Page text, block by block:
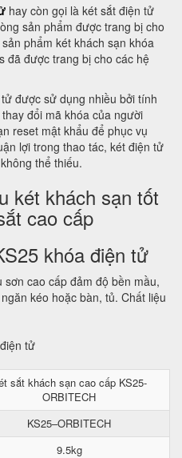
hay còn gọi là két sắt điện tử
sản phẩm được trang bị cho
phẩm két khách sạn khóa
đã được trang bị cho các hệ
được sử dụng nhiều bởi tính
đổi mã khóa của người
reset mật khẩu để phục vụ
lợi trong thao tác, két điện tử
thể thiếu.
két khách sạn tốt
cao cấp
khóa điện tử
cao cấp đảm độ bền mầu,
kéo hoặc bàn, tủ. Chất liệu
sắt khách sạn cao cấp KS25-
ORBITECH
KS25–ORBITECH
9.5kg